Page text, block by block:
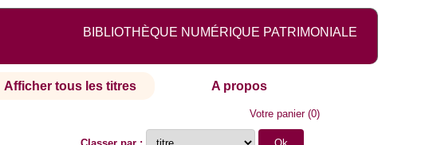
BIBLIOTHÈQUE NUMÉRIQUE PATRIMONIALE
Afficher tous les titres A propos
Votre panier(0)